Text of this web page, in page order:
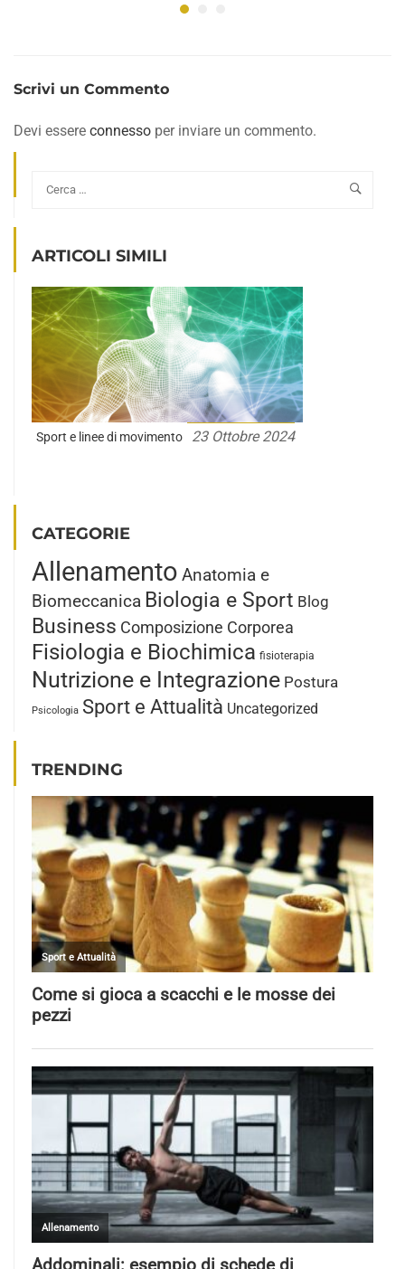
Scrivi un Commento
Devi essere connesso per inviare un commento.
ARTICOLI SIMILI
Sport e linee di movimento 23 Ottobre 2024
CATEGORIE
Allenamento Anatomia e
Biomeccanica Biologia e Sport Blog
Business Composizione Corporea
Fisiologia e Biochimica fisioterapia
Nutrizione e Integrazione Postura
Psicologia Sport e Attualità Uncategorized
TRENDING